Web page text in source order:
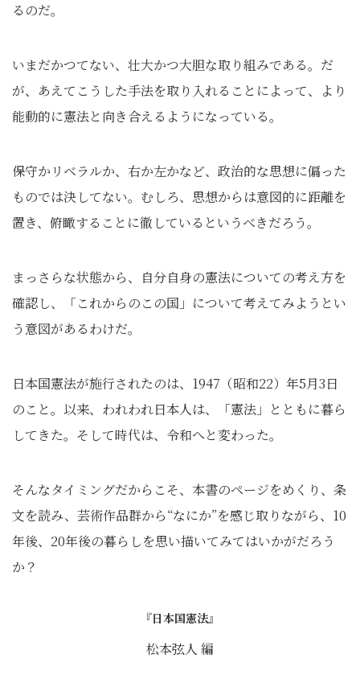
るのだ。
いまだかつてない、壮大かつ大胆な取り組みである。だ
が、あえてこうした手法を取り入れることによって、より
能動的に憲法と向き合えるようになっている。
保守かリベラルか、右か左かなど、政治的な思想に偏った
ものでは決してない。むしろ、思想からは意図的に距離を
置き、俯瞰することに徹しているというべきだろう。
まっさらな状態から、自分自身の憲法についての考え方を
確認し、「これからのこの国」について考えてみようとい
う意図があるわけだ。
日本国憲法が施行されたのは、1947（昭和22）年5月3日
のこと。以来、われわれ日本人は、「憲法」とともに暮ら
してきた。そして時代は、令和へと変わった。
そんなタイミングだからこそ、本書のページをめくり、条
文を読み、芸術作品群から“なにか”を感じ取りながら、10
年後、20年後の暮らしを思い描いてみてはいかがだろう
か？
『日本国憲法』
松本弦人 編